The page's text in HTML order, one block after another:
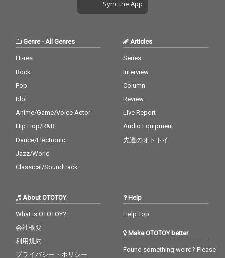
Sync the App
Genre- All Genres
Hi-res
Rock
Pop
Idol
Anime/Game/Voice Actor
Hip Hop/R&B
Dance/Electronic
Jazz/World
Classical/Soundtrack
Articles
Series
Interview
Column
Review
Live Report
Audio Equipment
先週のオトトイ
About OTOTOY
What is OTOTOY?
会社概要
利用規約
プライバシー・ポリシー
Help
Help Top
Make OTOTOY better
Found something weird? Please